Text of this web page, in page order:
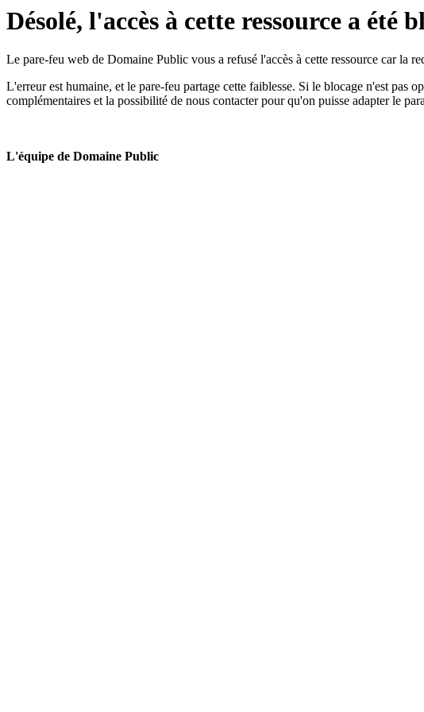
Désolé, l'accès à cette ressource a été
Le pare-feu web de Domaine Public vous a refusé l'accès à cette ressource car la
L'erreur est humaine, et le pare-feu partage cette faiblesse. Si le blocage n'est pas
complémentaires et la possibilité de nous contacter pour qu'on puisse adapter le
L'équipe de Domaine Public